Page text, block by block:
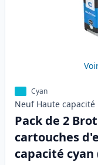
Cyan
Neuf Haute capacité
Pack de 2
cartouches
capacité